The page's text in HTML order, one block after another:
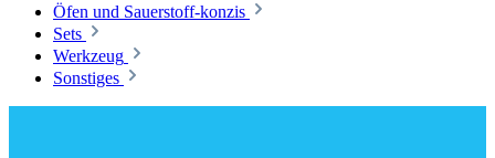
Öfen und Sauerstoff-konzis
Sets
Werkzeug
Sonstiges